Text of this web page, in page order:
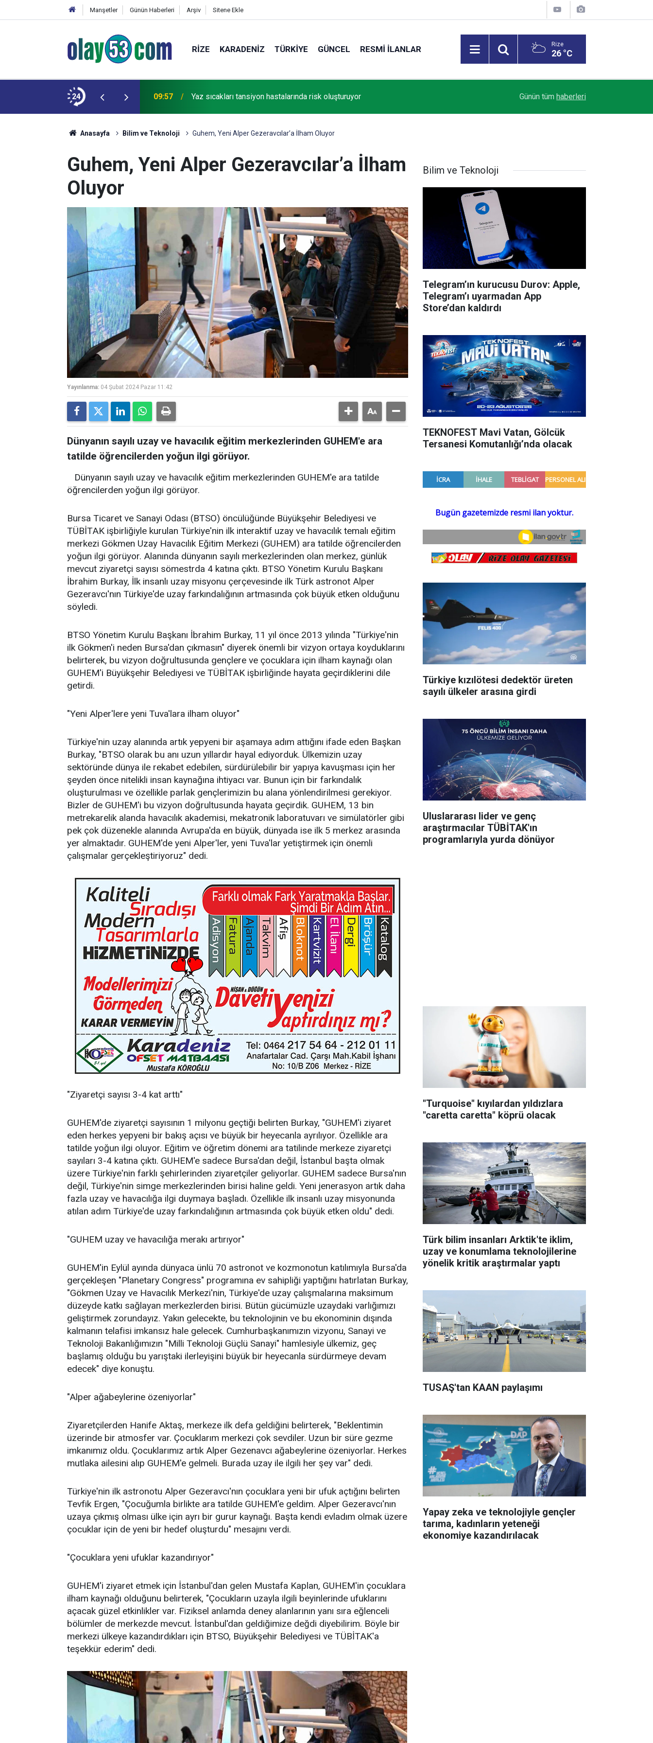
Manşetler Günün Haberleri Arşiv Sitene Ekle
RIZE KARADENIZ TÜRKIYE GÜNCEL RESMI İLANLAR Rize
26 °C
24
Sanat ve Oyunla Bağımlılıkla
09:57 Yaz sıcakları tansiyon hastalarında risk oluşturuyor Bahçelievler'de boşaltılan 4 katlı bina çöktü
Günün tüm haberleri
Anasayfa Bilim ve Teknoloji Guhem, Yeni Alper Gezeravcılar’a İlham Oluyor
Guhem, Yeni Alper Gezeravcılar’a İlham
Oluyor
Yayınlanma: 04 Şubat 2024 Pazar 11:42
Dünyanın sayılı uzay ve havacılık eğitim merkezlerinden GUHEM'e ara
tatilde öğrencilerden yoğun ilgi görüyor.
Dünyanın sayılı uzay ve havacılık eğitim merkezlerinden GUHEM'e ara tatilde
öğrencilerden yoğun ilgi görüyor.
Bursa Ticaret ve Sanayi Odası (BTSO) öncülüğünde Büyükşehir Belediyesi ve
TÜBİTAK işbirliğiyle kurulan Türkiye'nin ilk interaktif uzay ve havacılık temalı eğitim
merkezi Gökmen Uzay Havacılık Eğitim Merkezi (GUHEM) ara tatilde öğrencilerden
yoğun ilgi görüyor. Alanında dünyanın sayılı merkezlerinden olan merkez, günlük
mevcut ziyaretçi sayısı sömestrda 4 katına çıktı. BTSO Yönetim Kurulu Başkanı
İbrahim Burkay, İlk insanlı uzay misyonu çerçevesinde ilk Türk astronot Alper
Gezeravcı'nın Türkiye'de uzay farkındalığının artmasında çok büyük etken olduğunu
söyledi.
BTSO Yönetim Kurulu Başkanı İbrahim Burkay, 11 yıl önce 2013 yılında "Türkiye'nin
ilk Gökmen'i neden Bursa'dan çıkmasın" diyerek önemli bir vizyon ortaya koyduklarını
belirterek, bu vizyon doğrultusunda gençlere ve çocuklara için ilham kaynağı olan
GUHEM'i Büyükşehir Belediyesi ve TÜBİTAK işbirliğinde hayata geçirdiklerini dile
getirdi.
"Yeni Alper'lere yeni Tuva'lara ilham oluyor"
Türkiye'nin uzay alanında artık yepyeni bir aşamaya adım attığını ifade eden Başkan
Burkay, "BTSO olarak bu anı uzun yıllardır hayal ediyorduk. Ülkemizin uzay
sektöründe dünya ile rekabet edebilen, sürdürülebilir bir yapıya kavuşması için her
şeyden önce nitelikli insan kaynağına ihtiyacı var. Bunun için bir farkındalık
oluşturulması ve özellikle parlak gençlerimizin bu alana yönlendirilmesi gerekiyor.
Bizler de GUHEM'i bu vizyon doğrultusunda hayata geçirdik. GUHEM, 13 bin
metrekarelik alanda havacılık akademisi, mekatronik laboratuvarı ve simülatörler gibi
pek çok düzenekle alanında Avrupa'da en büyük, dünyada ise ilk 5 merkez arasında
yer almaktadır. GUHEM'de yeni Alper'ler, yeni Tuva'lar yetiştirmek için önemli
çalışmalar gerçekleştiriyoruz" dedi.
"Ziyaretçi sayısı 3-4 kat arttı"
GUHEM'de ziyaretçi sayısının 1 milyonu geçtiği belirten Burkay, "GUHEM'i ziyaret
eden herkes yepyeni bir bakış açısı ve büyük bir heyecanla ayrılıyor. Özellikle ara
tatilde yoğun ilgi oluyor. Eğitim ve öğretim dönemi ara tatilinde merkeze ziyaretçi
sayıları 3-4 katına çıktı. GUHEM'e sadece Bursa'dan değil, İstanbul başta olmak
üzere Türkiye'nin farklı şehirlerinden ziyaretçiler geliyorlar. GUHEM sadece Bursa'nın
değil, Türkiye'nin simge merkezlerinden birisi haline geldi. Yeni jenerasyon artık daha
fazla uzay ve havacılığa ilgi duymaya başladı. Özellikle ilk insanlı uzay misyonunda
atılan adım Türkiye'de uzay farkındalığının artmasında çok büyük etken oldu" dedi.
"GUHEM uzay ve havacılığa merakı artırıyor"
GUHEM'in Eylül ayında dünyaca ünlü 70 astronot ve kozmonotun katılımıyla Bursa'da
gerçekleşen "Planetary Congress" programına ev sahipliği yaptığını hatırlatan Burkay,
"Gökmen Uzay ve Havacılık Merkezi'nin, Türkiye'de uzay çalışmalarına maksimum
düzeyde katkı sağlayan merkezlerden birisi. Bütün gücümüzle uzaydaki varlığımızı
geliştirmek zorundayız. Yakın gelecekte, bu teknolojinin ve bu ekonominin dışında
kalmanın telafisi imkansız hale gelecek. Cumhurbaşkanımızın vizyonu, Sanayi ve
Teknoloji Bakanlığımızın "Milli Teknoloji Güçlü Sanayi" hamlesiyle ülkemiz, geç
başlamış olduğu bu yarıştaki ilerleyişini büyük bir heyecanla sürdürmeye devam
edecek" diye konuştu.
"Alper ağabeylerine özeniyorlar"
Ziyaretçilerden Hanife Aktaş, merkeze ilk defa geldiğini belirterek, "Beklentimin
üzerinde bir atmosfer var. Çocuklarım merkezi çok sevdiler. Uzun bir süre gezme
imkanımız oldu. Çocuklarımız artık Alper Gezenavcı ağabeylerine özeniyorlar. Herkes
mutlaka ailesini alıp GUHEM'e gelmeli. Burada uzay ile ilgili her şey var" dedi.
Türkiye'nin ilk astronotu Alper Gezeravcı'nın çocuklara yeni bir ufuk açtığını belirten
Tevfik Ergen, "Çocuğumla birlikte ara tatilde GUHEM'e geldim. Alper Gezeravcı'nın
uzaya çıkmış olması ülke için ayrı bir gurur kaynağı. Başta kendi evladım olmak üzere
çocuklar için de yeni bir hedef oluşturdu" mesajını verdi.
"Çocuklara yeni ufuklar kazandırıyor"
GUHEM'i ziyaret etmek için İstanbul'dan gelen Mustafa Kaplan, GUHEM'in çocuklara
ilham kaynağı olduğunu belirterek, "Çocukların uzayla ilgili beyinlerinde ufuklarını
açacak güzel etkinlikler var. Fiziksel anlamda deney alanlarının yanı sıra eğlenceli
bölümler de merkezde mevcut. İstanbul'dan geldiğimize değdi diyebilirim. Böyle bir
merkezi ülkeye kazandırdıkları için BTSO, Büyükşehir Belediyesi ve TÜBİTAK'a
teşekkür ederim" dedi.
Bilim ve Teknoloji
Telegram’ın kurucusu Durov: Apple,
Telegram’ı uyarmadan App
Store’dan kaldırdı
TEKNOFEST Mavi Vatan, Gölcük
Tersanesi Komutanlığı’nda olacak
Türkiye kızılötesi dedektör üreten
sayılı ülkeler arasına girdi
Uluslararası lider ve genç
araştırmacılar TÜBİTAK'ın
programlarıyla yurda dönüyor
"Turquoise" kıyılardan yıldızlara
"caretta caretta" köprü olacak
Türk bilim insanları Arktik'te iklim,
uzay ve konumlama teknolojilerine
yönelik kritik araştırmalar yaptı
TUSAŞ'tan KAAN paylaşımı
Yapay zeka ve teknolojiyle gençler
tarıma, kadınların yeteneği
ekonomiye kazandırılacak